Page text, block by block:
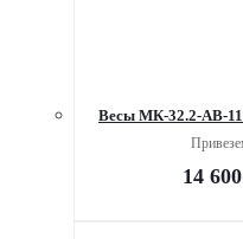
Весы МК-32.2-АВ-
14 600